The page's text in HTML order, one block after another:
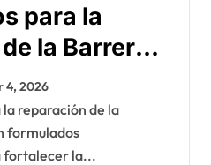
para la
la Barrera
4, 2026
formulados
fortalecer la...